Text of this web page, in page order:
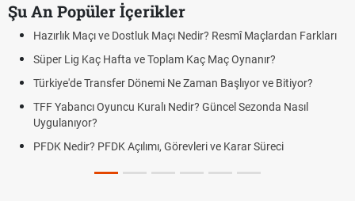
Şu An Popüler İçerikler
Hazırlık Maçı ve Dostluk Maçı Nedir? Resmî Maçlardan Farkları
Süper Lig Kaç Hafta ve Toplam Kaç Maç Oynanır?
Türkiye'de Transfer Dönemi Ne Zaman Başlıyor ve Bitiyor?
TFF Yabancı Oyuncu Kuralı Nedir? Güncel Sezonda Nasıl
Uygulanıyor?
PFDK Nedir? PFDK Açılımı, Görevleri ve Karar Süreci